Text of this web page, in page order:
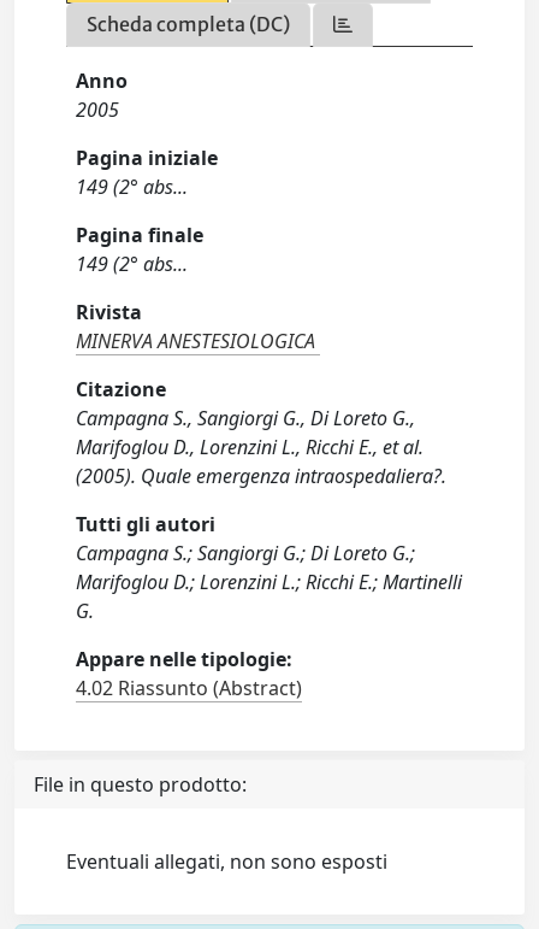
Scheda completa (DC)
Anno
2005
Pagina iniziale
149 (2° abs...
Pagina finale
149 (2° abs...
Rivista
MINERVA ANESTESIOLOGICA
Citazione
Campagna S., Sangiorgi G., Di Loreto G.,
Marifoglou D., Lorenzini L., Ricchi E., et al.
(2005). Quale emergenza intraospedaliera?.
Tutti gli autori
Campagna S.; Sangiorgi G.; Di Loreto G.;
Marifoglou D.; Lorenzini L.; Ricchi E.; Martinelli
G.
Appare nelle tipologie:
4.02 Riassunto (Abstract)
File in questo prodotto:
Eventuali allegati, non sono esposti